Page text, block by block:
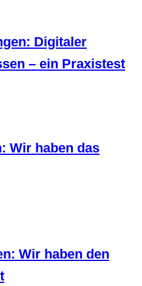
Digitaler
– ein Praxistest
Wir haben das
Wir haben den